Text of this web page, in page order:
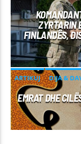
ZYRTARIN
FINLANDËS,
ARTIKUJ DIJA &
EMRAT DHE